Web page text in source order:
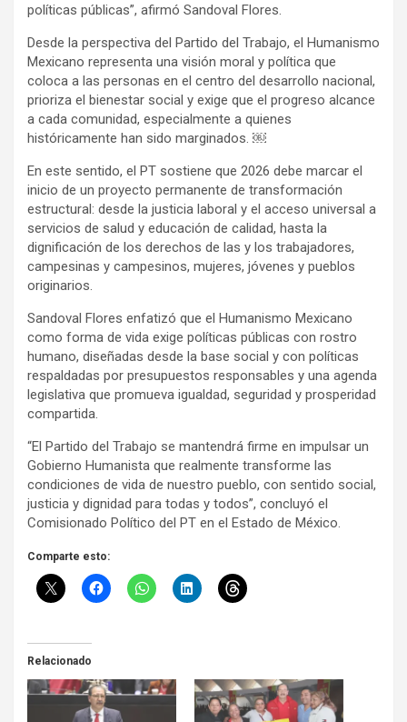
políticas públicas”, afirmó Sandoval Flores.
Desde la perspectiva del Partido del Trabajo, el Humanismo
Mexicano representa una visión moral y política que
coloca a las personas en el centro del desarrollo nacional,
prioriza el bienestar social y exige que el progreso alcance
a cada comunidad, especialmente a quienes
históricamente han sido marginados. ￼
En este sentido, el PT sostiene que 2026 debe marcar el
inicio de un proyecto permanente de transformación
estructural: desde la justicia laboral y el acceso universal a
servicios de salud y educación de calidad, hasta la
dignificación de los derechos de las y los trabajadores,
campesinas y campesinos, mujeres, jóvenes y pueblos
originarios.
Sandoval Flores enfatizó que el Humanismo Mexicano
como forma de vida exige políticas públicas con rostro
humano, diseñadas desde la base social y con políticas
respaldadas por presupuestos responsables y una agenda
legislativa que promueva igualdad, seguridad y prosperidad
compartida.
“El Partido del Trabajo se mantendrá firme en impulsar un
Gobierno Humanista que realmente transforme las
condiciones de vida de nuestro pueblo, con sentido social,
justicia y dignidad para todas y todos”, concluyó el
Comisionado Político del PT en el Estado de México.
Comparte esto:
Relacionado